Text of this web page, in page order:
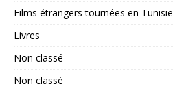
Films étrangers tournées en Tunisie
Livres
Non classé
Non classé